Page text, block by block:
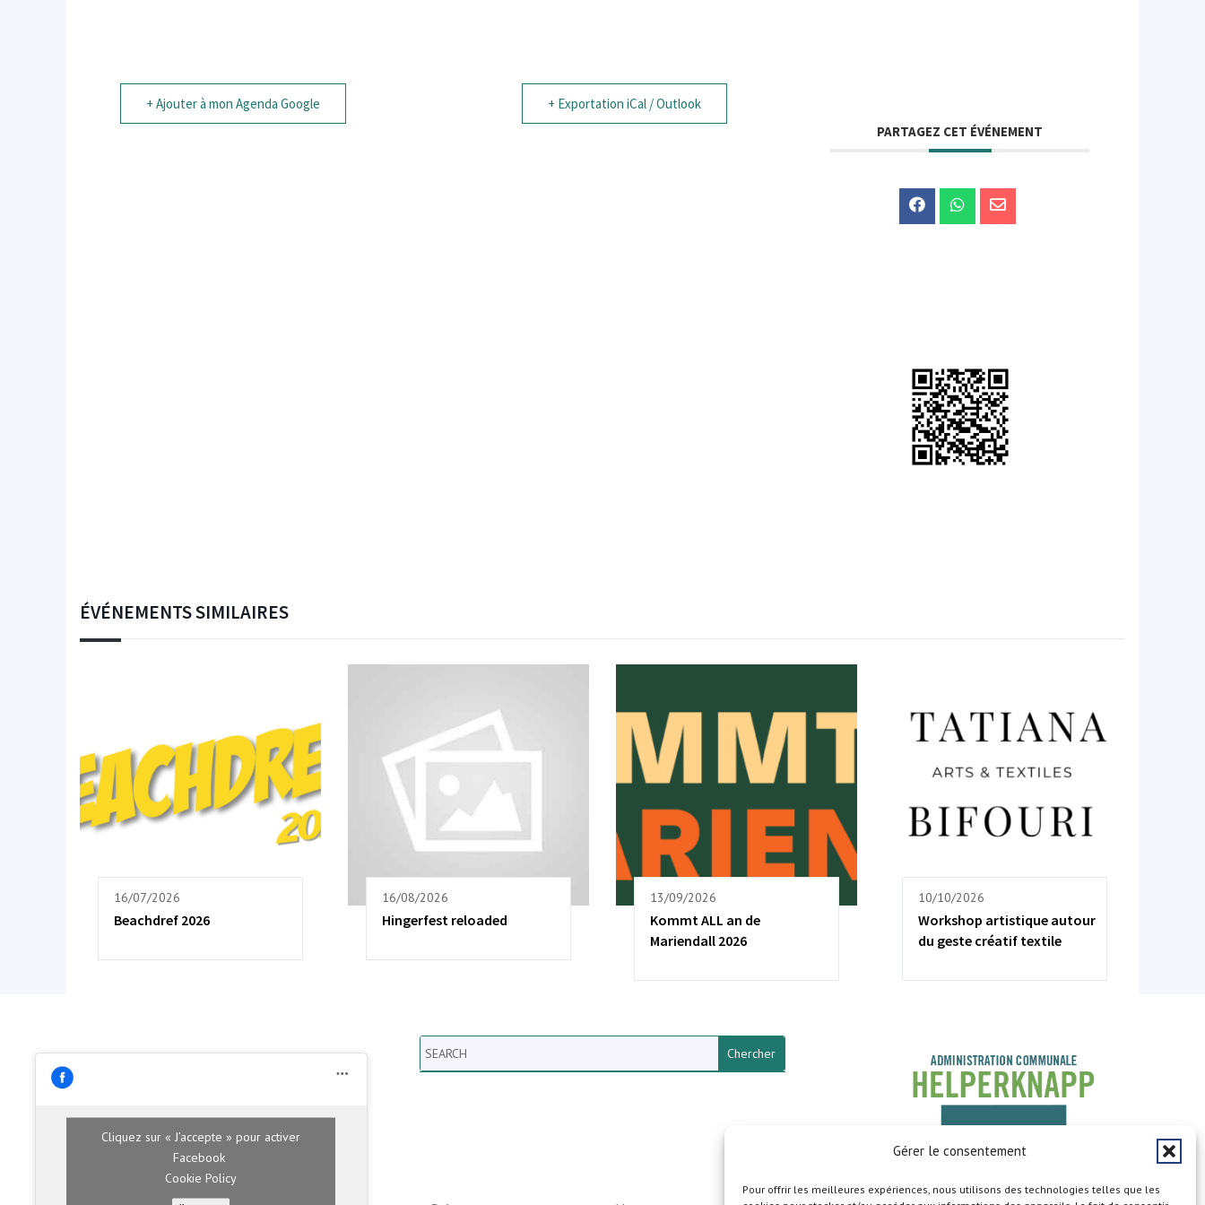
Gérer le consentement
Pour offrir les meilleures expériences, nous utilisons des technologies telles que les
+ Ajouter à mon Agenda Google
+ Exportation iCal / Outlook
PARTAGEZ CET ÉVÉNEMENT
ÉVÉNEMENTS SIMILAIRES
16/07/2026
Beachdref 2026
16/08/2026
Hingerfest reloaded
13/09/2026
Kommt ALL an de
Mariendall 2026
10/10/2026
Workshop artistique autour
du geste créatif textile
Cliquez sur « J’accepte » pour activer
Facebook
Cookie Policy
Search